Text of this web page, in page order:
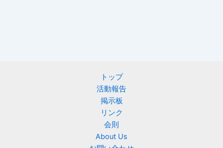
トップ
活動報告
掲示板
リンク
会則
About Us